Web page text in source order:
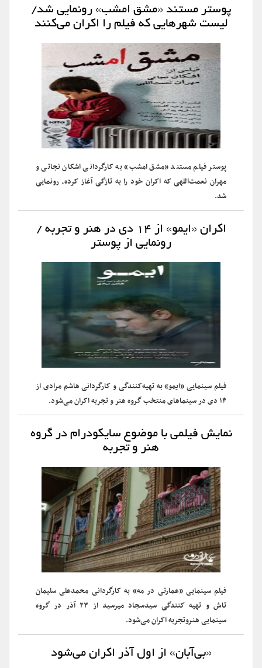
پوستر مستند «مشق امشب» رونمایی شد/
لیست شهرهایی که فیلم را اکران می‌کنند
پوستر فیلم مستند «مشق امشب» به کارگردانی اشکان نجاتی و
مهران نعمت‌اللهی که اکران خود را به تازگی آغاز کرده، رونمایی
شد.
اکران «ایمو» از ۱۴ دی در هنر و تجربه /
رونمایی از پوستر
فیلم سینمایی «ایمو» به تهیه‌کنندگی و کارگردانی هاشم مرادی از
۱۴ دی در سینماهای منتخب گروه هنر و تجربه اکران می‌شود.
نمایش فیلمی با موضوع سایکودرام در گروه
هنر و تجربه
فیلم سینمایی «عمارتی در مه» به کارگردانی محمدعلی سلیمان
تاش و تهیه کنندگی سیدسجاد میرسید از ۲۳ آذر در گروه
سینمایی هنروتجربه اکران می‌شود.
«بی‌آبان» از اول آذر اکران می‌شود